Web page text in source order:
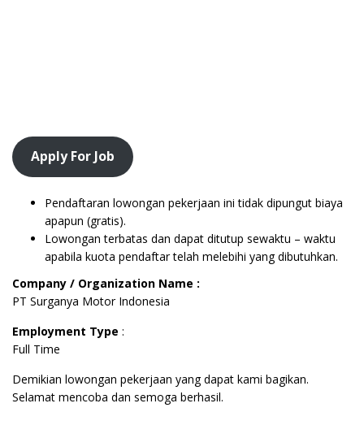
Apply For Job
Pendaftaran lowongan pekerjaan ini tidak dipungut biaya
apapun (gratis).
Lowongan terbatas dan dapat ditutup sewaktu – waktu
apabila kuota pendaftar telah melebihi yang dibutuhkan.
Company / Organization Name :
PT Surganya Motor Indonesia
Employment Type :
Full Time
Demikian lowongan pekerjaan yang dapat kami bagikan.
Selamat mencoba dan semoga berhasil.